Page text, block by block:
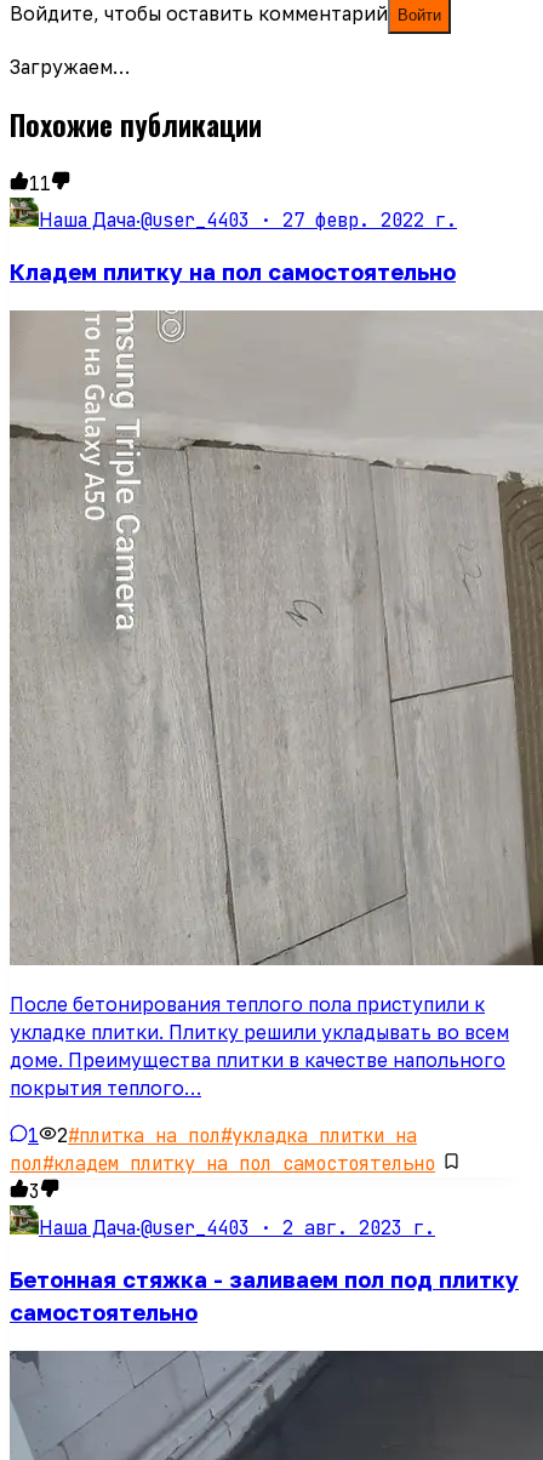
Войдите, чтобы оставить комментарий Войти
Загружаем…
Похожие публикации
11
Наша Дача·@user_4403 · 27 февр. 2022 г.
Кладем плитку на пол самостоятельно
После бетонирования теплого пола приступили к
укладке плитки. Плитку решили укладывать во всем
доме. Преимущества плитки в качестве напольного
покрытия теплого…
1 2#плитка на пол#укладка плитки на
пол#кладем плитку на пол самостоятельно
3
Наша Дача·@user_4403 · 2 авг. 2023 г.
Бетонная стяжка - заливаем пол под плитку
самостоятельно